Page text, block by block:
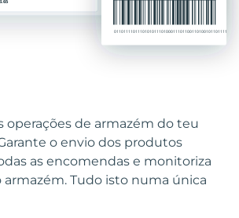
operações de armazém do teu
o envio dos produtos
as encomendas e monitoriza
armazém. Tudo isto numa única